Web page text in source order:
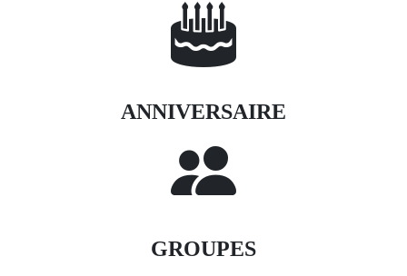
ANNIVERSAIRE
GROUPES